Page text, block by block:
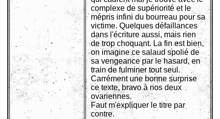
complexe de supériorité et le
mépris infini du bourreau pour sa
victime. Quelques défaillances
dans l'écriture aussi, mais rien
de trop choquant. La fin est bien,
on imagine ce salaud spolié de
sa vengeance par le hasard, en
train de fulminer tout seul.
Carrément une bonne surprise
ce texte, bravo à nos deux
ovariennes.
Faut m'expliquer le titre par
contre.